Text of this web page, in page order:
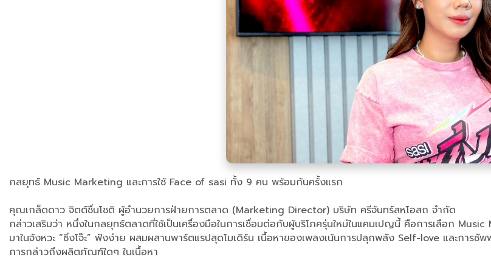
กลยุทธ์ Music Marketing และการใช้ Face of sasi ทั้ง 9 คน พร้อมกันครั้งแรก
คุณเกล็ดดาว จิตต์ชื่นโชติ ผู้อำนวยการฝ่ายการตลาด (Marketing Director) บริษัท ศรีจันทร์สหโอสถ จำกัด
กล่าวเสริมว่า หนึ่งในกลยุทธ์ตลาดที่ใช้เป็นเครื่องมือในการเชื่อมต่อกับผู้บริโภครุ่นใหม่ในแคมเปญนี้ คือการเลือก
มาในจังหวะ “ซิ่งโจ๊ะ” ฟังง่าย ผสมผสานพาร์ตแรปสุดโมเดิร์น เนื้อหาของเพลงเน้นการปลุกพลัง Self-love และการ
การกล่าวถึงผลิตภัณฑ์ใดๆ ในเนื้อหา